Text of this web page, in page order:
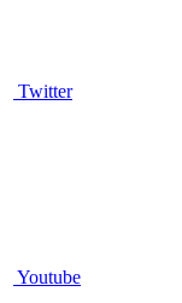
Twitter
Youtube